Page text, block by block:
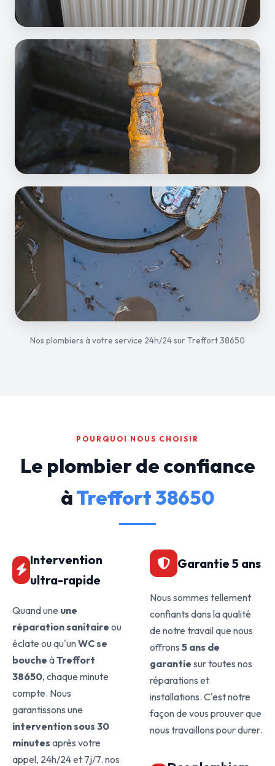
Nos plombiers à votre service 24h/24 sur Treffort 38650
POURQUOI NOUS CHOISIR
Le plombier de confiance
àTreffort 38650
Intervention
ultra-rapide
Quand une une
réparation sanitaire ou
éclate ou qu'unWC se
bouche àTreffort
38650, chaque minute
compte. Nous
garantissons une
intervention sous 30
minutes après votre
appel, 24h/24 et 7j/7. nos
Garantie 5 ans
Nous sommes tellement
confiants dans la qualité
de notre travail que nous
offrons 5 ans de
garantie sur toutes nos
réparations et
installations. C'est notre
façon de vous prouver que
nous travaillons pour durer.